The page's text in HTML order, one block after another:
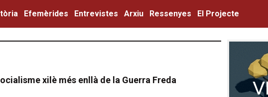
Efemèrides Entrevistes Arxiu Ressenyes El Projecte
xilè més enllà de la Guerra Freda